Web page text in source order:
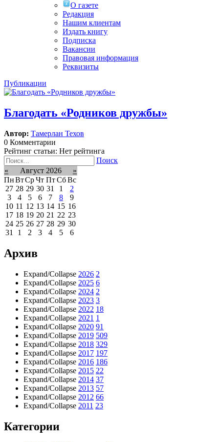
О газете
Редакция
Нашим клиентам
Издать книгу
Подписка
Вакансии
Правовая информация
Реквизиты
Публикации
Благодать «Родников дружбы»
Автор: Тамерлан Техов
0 Комментарии
Рейтинг статьи: Нет рейтинга
Поиск
«
Август 2026
»
ПнВтСрЧт Пт Сб Вс
27 28 29 30 31 1
2
3
4 5 6 7 8
9
10 11 12 13 14 15 16
17 18 19 20 21 22 23
24 25 26 27 28 29 30
31
1 2 3 4 5 6
Архив
Expand/Collapse 2026 2
Expand/Collapse 2025 6
Expand/Collapse 2024 2
Expand/Collapse 2023 3
Expand/Collapse 2022 18
Expand/Collapse 2021 1
Expand/Collapse 2020 91
Expand/Collapse 2019 509
Expand/Collapse 2018 329
Expand/Collapse 2017 197
Expand/Collapse 2016 186
Expand/Collapse 2015 22
Expand/Collapse 2014 37
Expand/Collapse 2013 57
Expand/Collapse 2012 66
Expand/Collapse 2011 23
Категории